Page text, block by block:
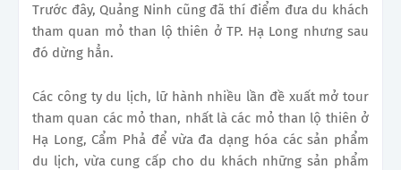
Trước đây, Quảng Ninh cũng đã thí điểm đưa du khách
tham quan mỏ than lộ thiên ở TP. Hạ Long nhưng sau
đó dừng hẳn.
Các công ty du lịch, lữ hành nhiều lần đề xuất mở tour
tham quan các mỏ than, nhất là các mỏ than lộ thiên ở
Hạ Long, Cẩm Phả để vừa đa dạng hóa các sản phẩm
du lịch, vừa cung cấp cho du khách những sản phẩm